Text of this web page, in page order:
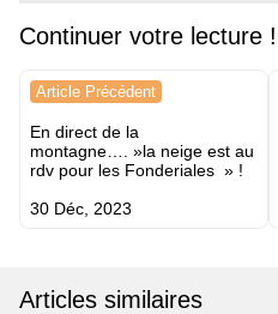
Continuer votre lecture !
Navigation
l’article
Article Précédent
En direct de la
montagne…. »la neige est au
rdv pour les Fonderiales » !
30 Déc, 2023
Articles similaires